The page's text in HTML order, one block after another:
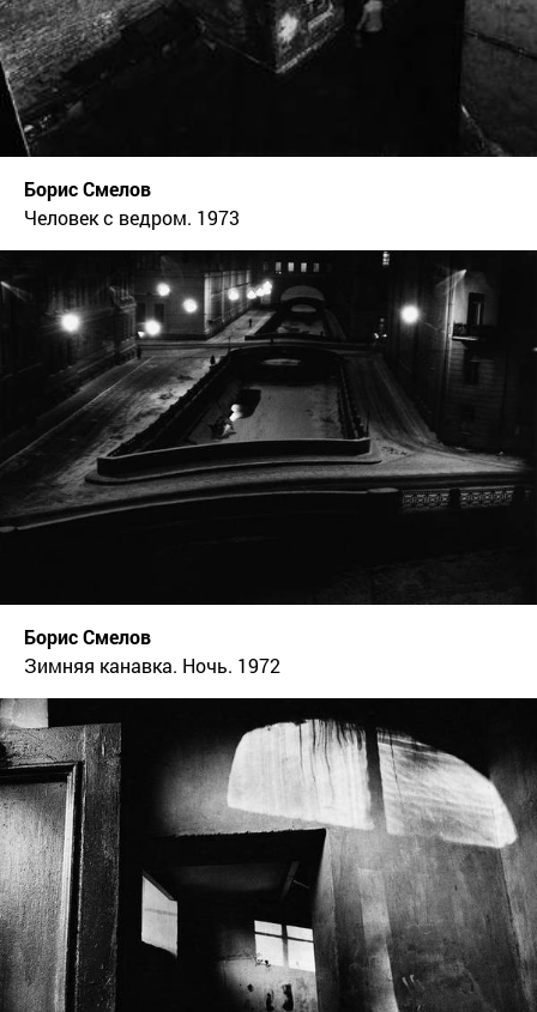
Борис Смелов
Человек с ведром. 1973
Борис Смелов
Зимняя канавка. Ночь. 1972